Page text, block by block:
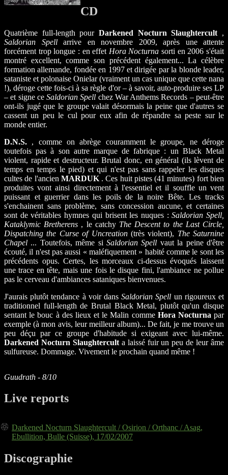
CD
Quatrième full-length pour Darkened Nocturn Slaughtercult ,
Saldorian Spellarrive en novembre 2009, après une attente
forcément trop longue : en effet Hora Nocturna sorti en 2006 s'était
montré excellent, comme son précédent également... La célèbre
formation allemande, fondée en 1997 et dirigée par la blonde leader,
sataniste et polonaise Onielar (vraiment un cas unique que cette nana
!), déroge cette fois-ci à sa règle d'or – à savoir, auto-produire ses LP
– et signe ceSaldorian Spell chez War Anthems Records – peut-être
ont-ils jugé que le groupe valait désormais la peine que d'autres se
cassent un peu le cul pour eux afin de répandre sa peste sur le
monde entier.
D.N.S. , comme on abrège couramment le groupe, ne déroge
toutefois pas à son autre marque de fabrique : un Black Metal
violent, rapide et destructeur. Brutal donc, en général (ils lèvent de
temps en temps le pied) et qui n'est pas sans rappeler les disques
cultes de l'ancien MARDUK. Ces huit pistes (41 minutes) fort bien
produites vont ainsi directement à l'essentiel et il souffle un vent
puissant et guerrier dans les poils de la noire Bête. Les tracks
s'enchainent sans problème, sans concession aucune, et certaines
sont de véritables hymnes qui brisent les nuques :Saldorian Spell,
Kataklymic Bretherens , le catchy The Descent to the Last Circle,
Dispatching the Curse of Uncreation(très violent), The Saturnine
Chapel ... Toutefois, même si Saldorian Spell vaut la peine d'être
écouté, il n'est pas aussi « maléfiquement » habité comme le sont les
précédents opus. Certes, les morceaux ci-dessus évoqués laissent
une trace en tête, mais une fois le disque fini, l'ambiance ne pollue
pas le cerveau d'ambiances sataniques bienvenues.
J'aurais plutôt tendance à voir dansSaldorian Spell un rigoureux et
traditionnel full-length de Brutal Black Metal, plutôt qu'un disque
sentant le bouc à des lieux et le Malin comme Hora Nocturna par
exemple (à mon avis, leur meilleur album)... De fait, je me trouve un
peu déçu par ce groupe d'habitude si exigeant avec lui-même.
Darkened Nocturn Slaughterculta laissé fuir un peu de leur âme
sulfureuse. Dommage. Vivement le prochain quand même !
Guudrath - 8/10
Live reports
Darkened Nocturn Slaughtercult / Osirion / Orthanc / Asag,
Ebullition, Bulle (Suisse), 17/02/2007
Discographie